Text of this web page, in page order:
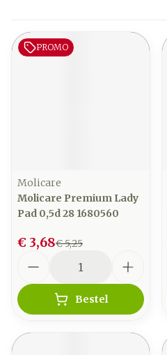
PROMO
Molicare
Molicare Premium Lady
Pad 0,5d 28 1680560
€ 5,25
€ 3,68
Bestel